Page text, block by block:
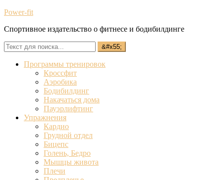
Power-fit
Спортивное издательство о фитнесе и бодибилдинге
Программы тренировок
Кроссфит
Аэробика
Бодибилдинг
Накачаться дома
Пауэрлифтинг
Упражнения
Кардио
Грудной отдел
Бицепс
Голень, Бедро
Мышцы живота
Плечи